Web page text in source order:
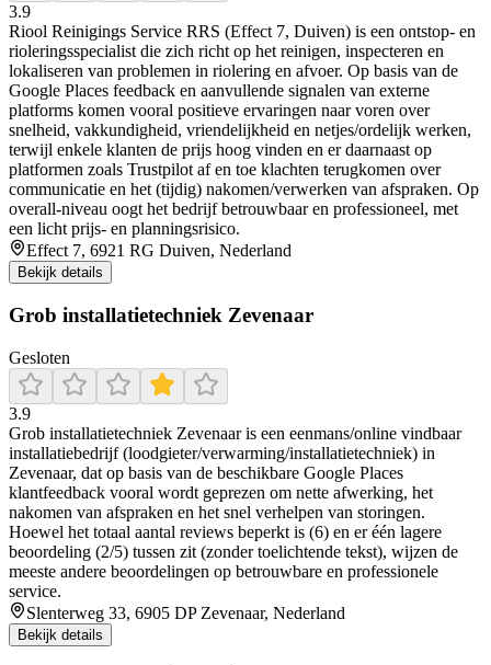
3.9
Riool Reinigings Service RRS (Effect 7, Duiven) is een ontstop- en
rioleringsspecialist die zich richt op het reinigen, inspecteren en
lokaliseren van problemen in riolering en afvoer. Op basis van de
Google Places feedback en aanvullende signalen van externe
platforms komen vooral positieve ervaringen naar voren over
snelheid, vakkundigheid, vriendelijkheid en netjes/ordelijk werken,
terwijl enkele klanten de prijs hoog vinden en er daarnaast op
platformen zoals Trustpilot af en toe klachten terugkomen over
communicatie en het (tijdig) nakomen/verwerken van afspraken. Op
overall-niveau oogt het bedrijf betrouwbaar en professioneel, met
een licht prijs- en planningsrisico.
Effect 7, 6921 RG Duiven, Nederland
Bekijk details
Grob installatietechniek Zevenaar
Gesloten
3.9
Grob installatietechniek Zevenaar is een eenmans/online vindbaar
installatiebedrijf (loodgieter/verwarming/installatietechniek) in
Zevenaar, dat op basis van de beschikbare Google Places
klantfeedback vooral wordt geprezen om nette afwerking, het
nakomen van afspraken en het snel verhelpen van storingen.
Hoewel het totaal aantal reviews beperkt is (6) en er één lagere
beoordeling (2/5) tussen zit (zonder toelichtende tekst), wijzen de
meeste andere beoordelingen op betrouwbare en professionele
service.
Slenterweg 33, 6905 DP Zevenaar, Nederland
Bekijk details